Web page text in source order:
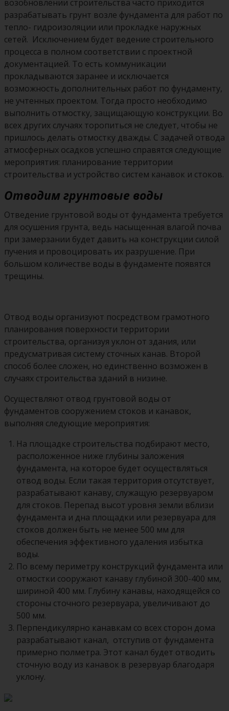
возобновлении строительства часто приходится
разрабатывать грунт возле фундамента для работ по
тепло- гидроизоляции или прокладке наружных
сетей. Исключением будет ведение строительного
процесса в полном соответствии с проектной
документацией. То есть коммуникации
прокладываются заранее и исключается
возможность дополнительных работ по фундаменту,
не учтенных проектом. Тогда просто необходимо
выполнить отмостку, защищающую конструкции. Во
всех других случаях торопиться не следует, чтобы не
пришлось делать отмостку дважды. С задачей отвода
атмосферных осадков успешно справятся следующие
мероприятия: планирование территории
строительства и устройство систем канавок и стоков.
Отводим грунтовые воды
Отведение грунтовой воды от фундамента требуется
для осушения грунта, ведь насыщенная влагой почва
при замерзании будет давить на конструкции силой
пучения и провоцировать их разрушение. При
большом количестве воды в фундаменте появятся
трещины.
Отвод воды организуют посредством грамотного
планирования поверхности территории
строительства, организуя уклон от здания, или
предусматривая систему сточных канав. Второй
способ более сложен, но единственно возможен в
случаях строительства зданий в низине.
Осуществляют отвод грунтовой воды от
фундаментов сооружением стоков и канавок,
выполняя следующие мероприятия:
На площадке строительства подбирают место,
расположенное ниже глубины заложения
фундамента, на которое будет осуществляться
отвод воды. Если такая территория отсутствует,
разрабатывают канаву, служащую резервуаром
для стоков. Перепад высот уровня земли вблизи
фундамента и дна площадки или резервуара для
стоков должен быть не менее 500 мм для
обеспечения эффективного удаления избытка
воды.
По всему периметру конструкций фундамента или
отмостки сооружают канаву глубиной 300-400 мм,
шириной 400 мм. Глубину канавы, находящейся со
стороны сточного резервуара, увеличивают до
500 мм.
Перпендикулярно канавкам со всех сторон дома
разрабатывают канал, отступив от фундамента
примерно полметра. Этот канал будет отводить
сточную воду из канавок в резервуар благодаря
уклону.